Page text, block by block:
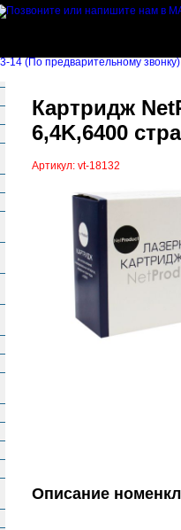
(По предварительному звонку)
Картридж
6,4K,6400
Артикул: vt-18132
Описание